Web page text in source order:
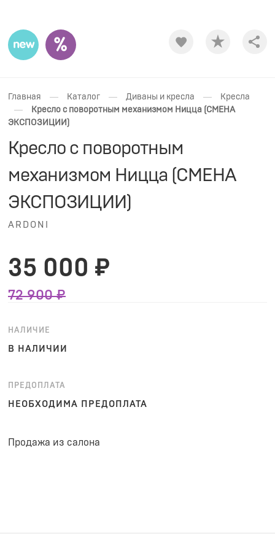
Главная — Каталог — Диваны и кресла — Кресла
—
Кресло с поворотным механизмом Ницца (СМЕНА
ЭКСПОЗИЦИИ)
Кресло с поворотным
механизмом Ницца (СМЕНА
ЭКСПОЗИЦИИ)
ARDONI
35 000 ₽
72 900 ₽
НАЛИЧИЕ
В НАЛИЧИИ
ПРЕДОПЛАТА
НЕОБХОДИМА ПРЕДОПЛАТА
Продажа из салона